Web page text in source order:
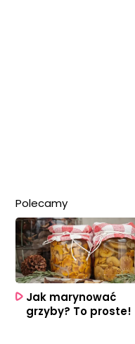
Polecamy
Jak marynować
grzyby? To proste!